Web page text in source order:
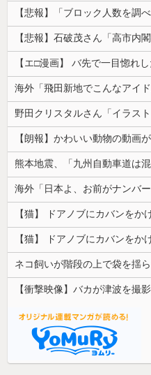
【衝撃映像】バカが津波を撮